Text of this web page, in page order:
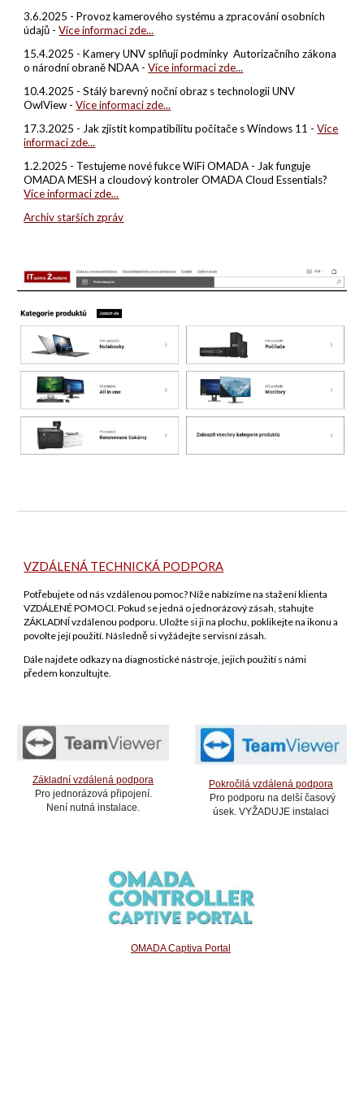
3.6.2025 -Provoz kamerového systému a zpracování osobních
údajů -Více informaci zde...
15.4.2025 - Kamery UNV splňují podmínky Autorizačního zákona
o národní obraně NDAA -Více informaci zde...
10.4.2025 -Stálý barevný noční obraz s technologii UNV
OwlView -Více informaci zde...
17.3.2025 - Jak zjistit kompatibilitu počítače s Windows 11 -Více
informaci zde...
1.2.2025 - Testujeme nové fukce WiFi OMADA - Jak funguje
OMADA MESH a cloudový kontroler OMADA Cloud Essentials?
Více informaci zde...
Archiv starších zpráv
VZDÁLENÁ TECHNICKÁ PODPORA
Potřebujete od nás vzdálenou pomoc? Níže nabízíme na stažení klienta
VZDÁLENÉ POMOCI. Pokud se jedná o jednorázový zásah, stahujte
ZÁKLADNÍ vzdálenou podporu. Uložte si ji na plochu, poklikejte na ikonu a
povolte její použití. Následně si vyžádejte servisní zásah.
Dále najdete odkazy na diagnostické nástroje, jejich použití s námi
předem konzultujte.
Základní vzdálená podpora
Pro jednorázová připojení.
Není nutná instalace.
Pokročilá vzdálená podpora
Pro podporu na delší časový
úsek. VYŽADUJE instalaci
OMADA Captiva Portal